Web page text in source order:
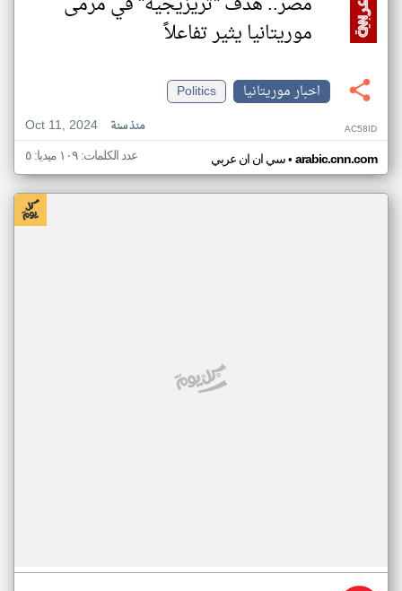
موريتانيا يثير تفاعلاً
اخبار موريتانيا
Politics
Oct 11, 2024
منذ سنة AC58ID
سي ان ان عربي• arabic.cnn.com عدد الكلمات: ١٠٩ ميديا: ٥